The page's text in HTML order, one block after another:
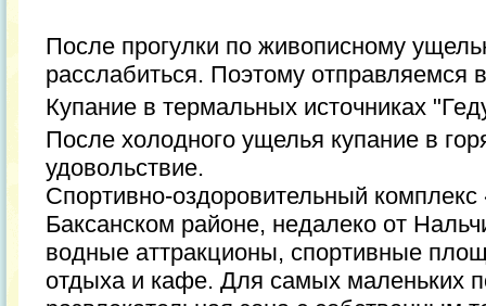
После прогулки по живописному
расслабиться. Поэтому отправляемся
Купание в термальных источниках
После холодного ущелья купание в
удовольствие.
Спортивно-оздоровительный комплекс
Баксанском районе, недалеко от
водные аттракционы, спортивные
отдыха и кафе. Для самых маленьких